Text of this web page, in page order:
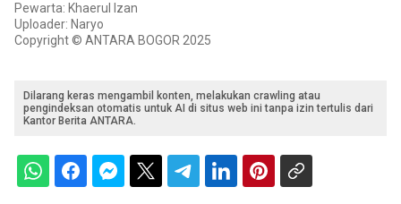
Pewarta: Khaerul Izan
Uploader: Naryo
Copyright © ANTARA BOGOR 2025
Dilarang keras mengambil konten, melakukan crawling atau
pengindeksan otomatis untuk AI di situs web ini tanpa izin tertulis dari
Kantor Berita ANTARA.